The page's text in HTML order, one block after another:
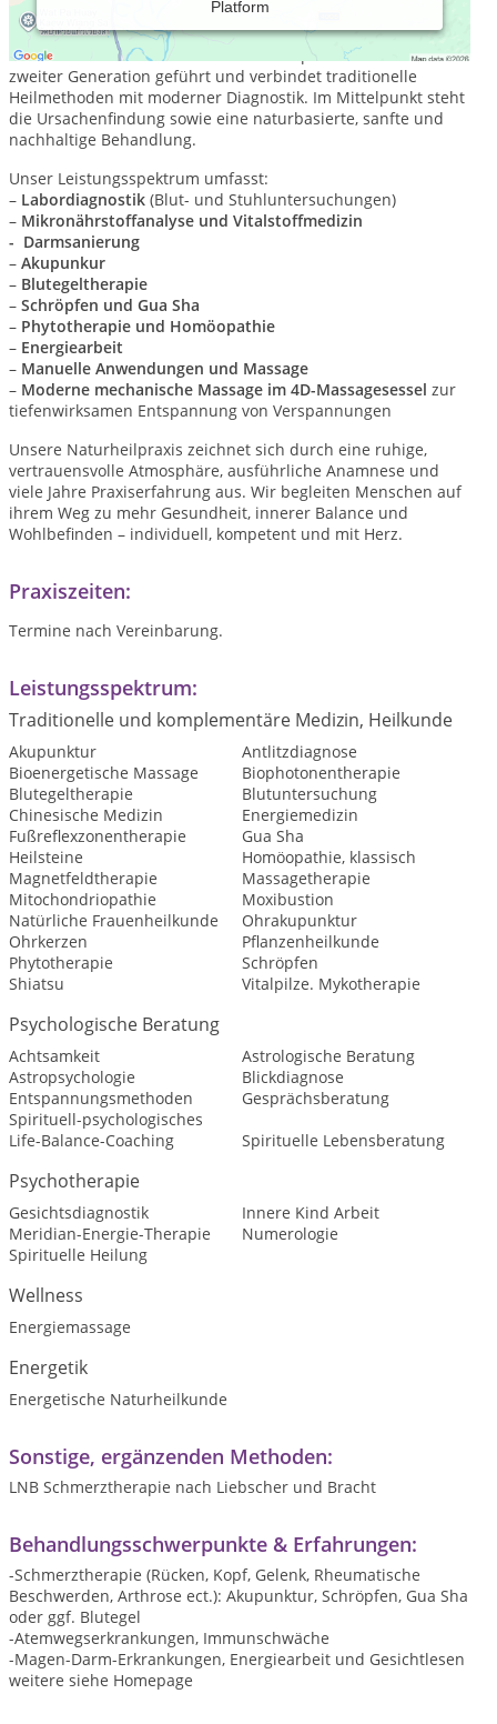
Platform
Die Naturheilpraxis Schönfeld in Weberin, unweit von
Schwerin und Sternberg, steht seit 1995 für ganzheitliche
Naturheilkunde und individuelle Therapie. Die Praxis wird in
zweiter Generation geführt und verbindet traditionelle
Heilmethoden mit moderner Diagnostik. Im Mittelpunkt steht
die Ursachenfindung sowie eine naturbasierte, sanfte und
nachhaltige Behandlung.
Unser Leistungsspektrum umfasst:
– Labordiagnostik (Blut- und Stuhluntersuchungen)
– Mikronährstoffanalyse und Vitalstoffmedizin
- Darmsanierung
– Akupunkur
– Blutegeltherapie
– Schröpfen und Gua Sha
– Phytotherapie und Homöopathie
– Energiearbeit
– Manuelle Anwendungen und Massage
– Moderne mechanische Massage im 4D-Massagesessel zur
tiefenwirksamen Entspannung von Verspannungen
Unsere Naturheilpraxis zeichnet sich durch eine ruhige,
vertrauensvolle Atmosphäre, ausführliche Anamnese und
viele Jahre Praxiserfahrung aus. Wir begleiten Menschen auf
ihrem Weg zu mehr Gesundheit, innerer Balance und
Wohlbefinden – individuell, kompetent und mit Herz.
Praxiszeiten:
Termine nach Vereinbarung.
Leistungsspektrum:
Traditionelle und komplementäre Medizin, Heilkunde
Akupunktur
Antlitzdiagnose
Bioenergetische Massage
Biophotonentherapie
Blutegeltherapie
Blutuntersuchung
Chinesische Medizin
Energiemedizin
Fußreflexzonentherapie
Gua Sha
Heilsteine
Homöopathie, klassisch
Magnetfeldtherapie
Massagetherapie
Mitochondriopathie
Moxibustion
Natürliche Frauenheilkunde
Ohrakupunktur
Ohrkerzen
Pflanzenheilkunde
Phytotherapie
Schröpfen
Shiatsu
Vitalpilze. Mykotherapie
Psychologische Beratung
Achtsamkeit
Astrologische Beratung
Astropsychologie
Blickdiagnose
Entspannungsmethoden
Gesprächsberatung
Spirituell-psychologisches
Life-Balance-Coaching
Spirituelle Lebensberatung
Psychotherapie
Gesichtsdiagnostik
Innere Kind Arbeit
Meridian-Energie-Therapie
Numerologie
Spirituelle Heilung
Wellness
Energiemassage
Energetik
Energetische Naturheilkunde
Sonstige, ergänzenden Methoden:
LNB Schmerztherapie nach Liebscher und Bracht
Behandlungsschwerpunkte & Erfahrungen:
-Schmerztherapie (Rücken, Kopf, Gelenk, Rheumatische
Beschwerden, Arthrose ect.): Akupunktur, Schröpfen, Gua Sha
oder ggf. Blutegel
-Atemwegserkrankungen, Immunschwäche
-Magen-Darm-Erkrankungen, Energiearbeit und Gesichtlesen
weitere siehe Homepage